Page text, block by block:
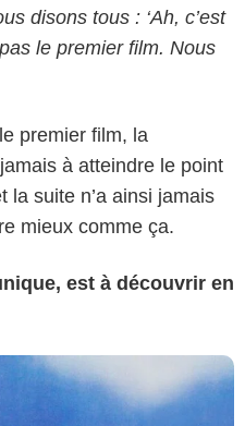
disons tous : ‘Ah, c’est
le premier film. Nous
premier film, la
à atteindre le point
la suite n’a ainsi jamais
mieux comme ça.
est à découvrir en